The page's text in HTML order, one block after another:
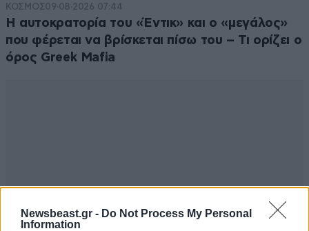
Newsbeast.gr - Do Not Process My Personal
Information
ΚΟΣΜΟΣ09·08·2026 07:44
Η αυτοκρατορία του «Έντικ» και ο «μεγάλος»
που φέρεται να βρίσκεται πίσω του – Τι ορίζει ο
όρος Greek Mafia